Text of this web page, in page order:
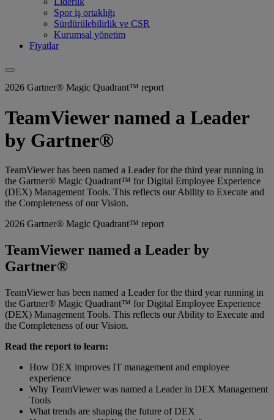
Spor iş ortaklığı
Sürdürülebilirlik ve CSR
Kurumsal yönetim
Fiyatlar
2026 Gartner® Magic Quadrant™ report
TeamViewer named a Leader
by Gartner®
TeamViewer has been named a Leader for the third year running in
the Gartner® Magic Quadrant™ for Digital Employee Experience
(DEX) Management Tools. This reflects our Ability to Execute and
the Completeness of our Vision.
2026 Gartner® Magic Quadrant™ report
TeamViewer named a Leader by
Gartner®
TeamViewer has been named a Leader for the third year running in
the Gartner® Magic Quadrant™ for Digital Employee Experience
(DEX) Management Tools. This reflects our Ability to Execute and
the Completeness of our Vision.
Read the report to learn:
How DEX improves IT management and employee
experience
Why TeamViewer was named a Leader in DEX Management
Tools
What trends are shaping the future of DEX